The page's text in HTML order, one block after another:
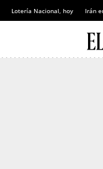
Lotería Nacional, hoy Irán